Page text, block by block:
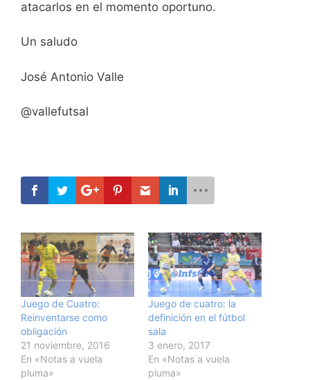
atacarlos en el momento oportuno.
Un saludo
José Antonio Valle
@vallefutsal
Juego de Cuatro:
Reinventarse como
obligación
21 noviembre, 2016
En «Notas a vuela
pluma»
Juego de cuatro: la
definición en el fútbol
sala
3 enero, 2017
En «Notas a vuela
pluma»